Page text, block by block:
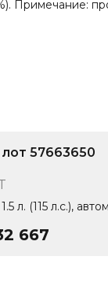
Примечание:
лот 57663650
л. (115 л.с.),
667